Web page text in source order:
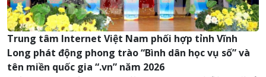
Trung tâm Internet Việt Nam phối hợp tỉnh Vĩnh
Long phát động phong trào “Bình dân học vụ số” và
tên miền quốc gia “.vn” năm 2026